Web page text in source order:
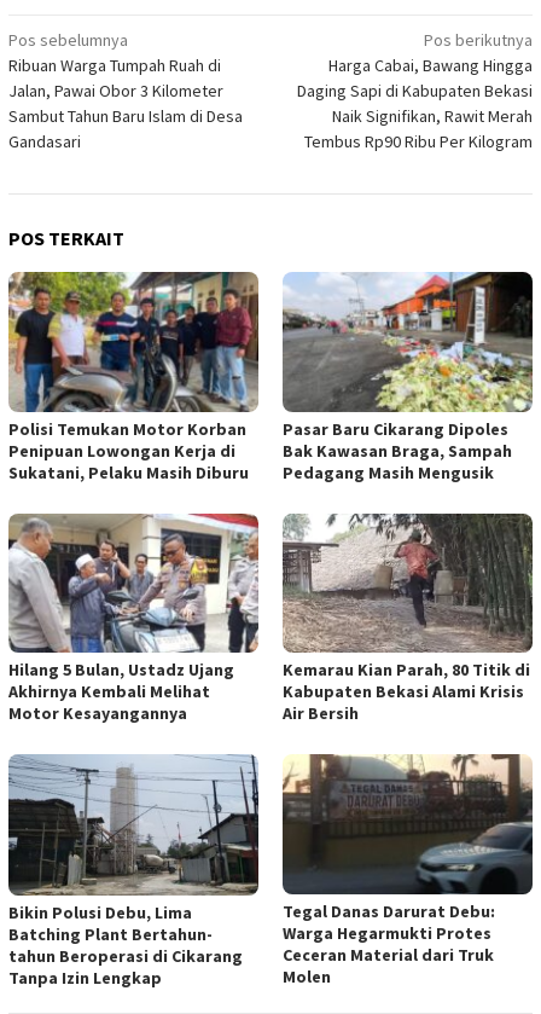
Navigasi
pos
Pos sebelumnya
Ribuan Warga Tumpah Ruah di
Jalan, Pawai Obor 3 Kilometer
Sambut Tahun Baru Islam di Desa
Gandasari
Pos berikutnya
Harga Cabai, Bawang Hingga
Daging Sapi di Kabupaten Bekasi
Naik Signifikan, Rawit Merah
Tembus Rp90 Ribu Per Kilogram
POS TERKAIT
Polisi Temukan Motor Korban
Penipuan Lowongan Kerja di
Sukatani, Pelaku Masih Diburu
Pasar Baru Cikarang Dipoles
Bak Kawasan Braga, Sampah
Pedagang Masih Mengusik
Hilang 5 Bulan, Ustadz Ujang
Akhirnya Kembali Melihat
Motor Kesayangannya
Kemarau Kian Parah, 80 Titik di
Kabupaten Bekasi Alami Krisis
Air Bersih
Bikin Polusi Debu, Lima
Batching Plant Bertahun-
tahun Beroperasi di Cikarang
Tanpa Izin Lengkap
Tegal Danas Darurat Debu:
Warga Hegarmukti Protes
Ceceran Material dari Truk
Molen